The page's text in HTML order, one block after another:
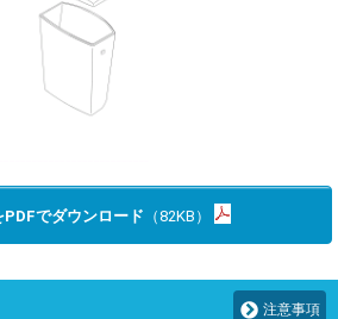
PDFでダウンロード （82KB）
注意事項